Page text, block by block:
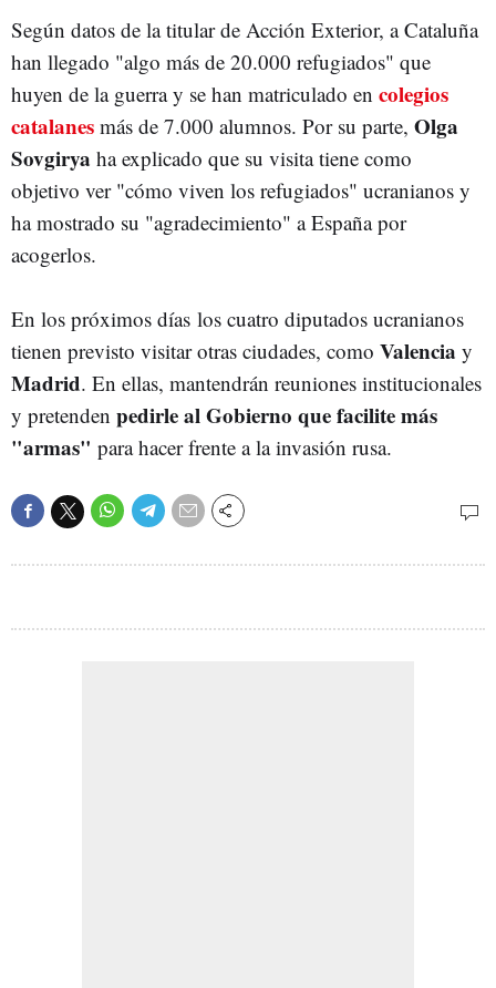
Según datos de la titular de Acción Exterior, a Cataluña
han llegado "algo más de 20.000 refugiados" que
huyen de la guerra y se han matriculado en colegios
catalanes más de 7.000 alumnos. Por su parte, Olga
Sovgirya ha explicado que su visita tiene como
objetivo ver "cómo viven los refugiados" ucranianos y
ha mostrado su "agradecimiento" a España por
acogerlos.
En los próximos días los cuatro diputados ucranianos
tienen previsto visitar otras ciudades, como Valencia y
Madrid. En ellas, mantendrán reuniones institucionales
y pretenden pedirle al Gobierno que facilite más
"armas" para hacer frente a la invasión rusa.